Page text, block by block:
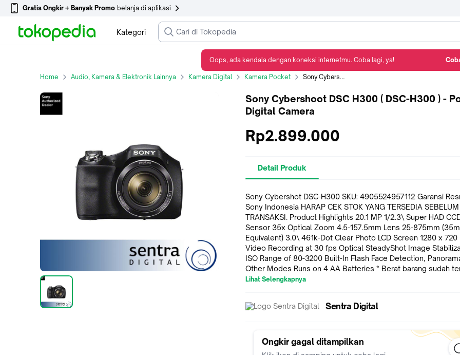
Gratis Ongkir + Banyak Promo belanja di aplikasi
Kategori
Home Audio, Kamera & Elektronik Lainnya Kamera Digital Kamera Pocket Sony Cybershoot DSC H300 ( DSC-H300 ) - Pocket Digital Camera
Sony Cybershoot DSC H300 ( DSC-H300 ) -
Digital Camera
Rp2.899.000
Detail Produk
Sony Cybershot DSC-H300 SKU: 4905524957112 Garansi Resmi
Sony Indonesia HARAP CEK STOK YANG TERSEDIA SEBELUM
TRANSAKSI. Product Highlights 20.1 MP 1/2.3\ Super HAD CCD
Sensor 35x Optical Zoom 4.5-157.5mm Lens 25-875mm
Equivalent) 3.0\ 461k-Dot Clear Photo LCD Screen 1280 x 720
Video Recording at 30 fps Optical SteadyShot Image
ISO Range of 80-3200 Built-In Flash Face Detection,
Other Modes Runs on 4 AA Batteries * Berat barang sudah termasuk
packing kayu dan asuransi. * Untuk setiap pembelian Kamera /
kami kirimkan ke pihak Sony. * Kartu garansi untuk pelanggan
https://www.tokopedia.com/sentradigital/promo-sony-
dsc-h300-dsc-h300-digital-camera
https://www.tokopedia.com/sentradigital/sony-cybershoot-
Lihat Selengkapnya
Sentra Digital
Ongkir gagal ditampilkan
Oops, ada kendala dengan koneksi internetmu. Coba lagi, ya!